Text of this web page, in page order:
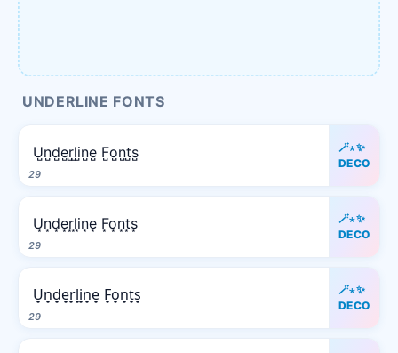
UNDERLINE FONTS
29
U̺n̺d̺e̺r̺l̺i̺n̺e̺ F̺o̺n̺t̺s̺
🪄⋆✨
DECO
29
U͙n͙d͙e͙r͙l͙i͙n͙e͙ F͙o͙n͙t͙s͙
🪄⋆✨
DECO
29
U̟n̟d̟e̟r̟l̟i̟n̟e̟ F̟o̟n̟t̟s̟
🪄⋆✨
DECO